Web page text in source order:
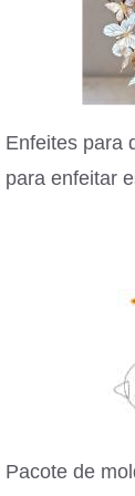
Enfeites para
para enfeitar
Pacote de